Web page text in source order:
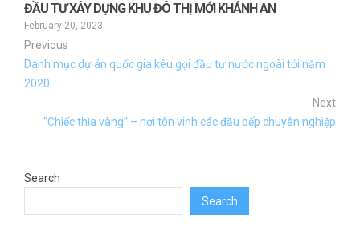
ĐẦU TƯ XÂY DỰNG KHU ĐÔ THỊ MỚI KHÁNH AN
February 20, 2023
Previous
Danh mục dự án quốc gia kêu gọi đầu tư nước ngoài tới năm
2020
Next
“Chiếc thìa vàng” – nơi tôn vinh các đầu bếp chuyên nghiệp
Search
Search